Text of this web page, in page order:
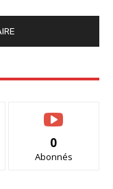
0
Abonnés